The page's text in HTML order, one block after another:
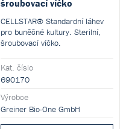
šroubovací víčko
CELLSTAR® Standardní láhev
pro buněčné kultury. Sterilní,
šroubovací víčko.
Kat. číslo
690170
Výrobce
Greiner Bio-One GmbH